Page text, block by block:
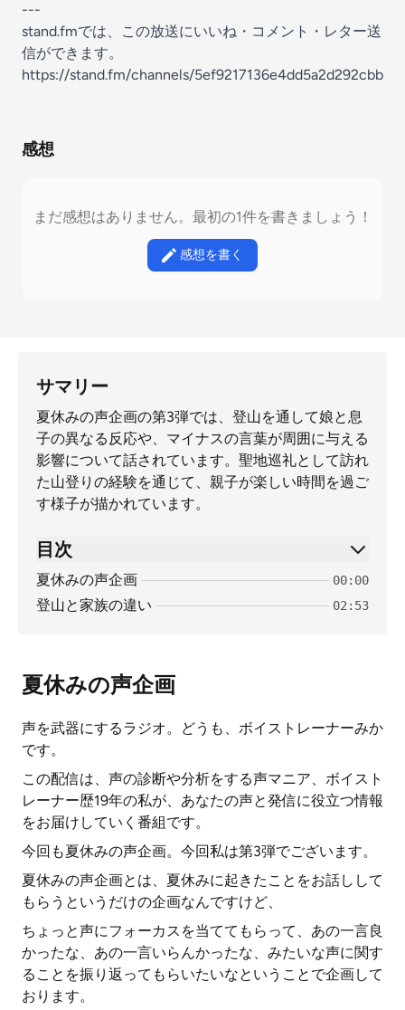
---
stand.fmでは、この放送にいいね・コメント・レター送
信ができます。
https://stand.fm/channels/5ef9217136e4dd5a2d292cbb
感想
まだ感想はありません。最初の1件を書きましょう！
感想を書く
サマリー
夏休みの声企画の第3弾では、登山を通して娘と息
子の異なる反応や、マイナスの言葉が周囲に与える
影響について話されています。聖地巡礼として訪れ
た山登りの経験を通じて、親子が楽しい時間を過ご
す様子が描かれています。
目次
夏休みの声企画 00:00
登山と家族の違い 02:53
夏休みの声企画
声を武器にするラジオ。どうも、ボイストレーナーみか
です。
この配信は、声の診断や分析をする声マニア、ボイスト
レーナー歴19年の私が、あなたの声と発信に役立つ情報
をお届けしていく番組です。
今回も夏休みの声企画。今回私は第3弾でございます。
夏休みの声企画とは、夏休みに起きたことをお話しして
もらうというだけの企画なんですけど、
ちょっと声にフォーカスを当ててもらって、あの一言良
かったな、あの一言いらんかったな、みたいな声に関す
ることを振り返ってもらいたいなということで企画して
おります。